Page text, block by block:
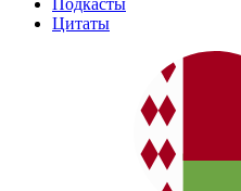
Подкасты
Цитаты